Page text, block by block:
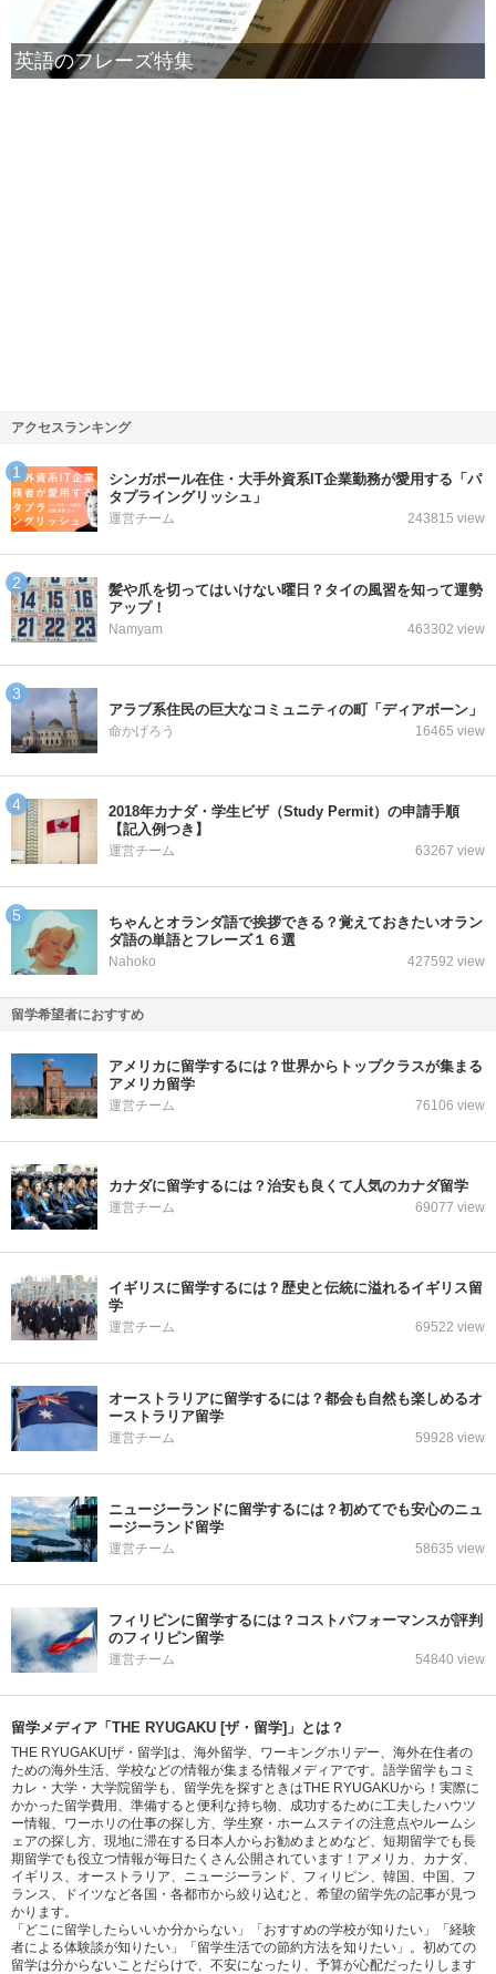
英語のフレーズ特集
アクセスランキング
シンガポール在住・大手外資系IT企業勤務が愛用する「パ
タプライングリッシュ」
運営チーム 243815 view
髪や爪を切ってはいけない曜日？タイの風習を知って運勢
アップ！
Namyam 463302 view
アラブ系住民の巨大なコミュニティの町「ディアボーン」
命かげろう 16465 view
2018年カナダ・学生ビザ（Study Permit）の申請手順
【記入例つき】
運営チーム 63267 view
ちゃんとオランダ語で挨拶できる？覚えておきたいオラン
ダ語の単語とフレーズ１６選
Nahoko 427592 view
留学希望者におすすめ
アメリカに留学するには？世界からトップクラスが集まる
アメリカ留学
運営チーム 76106 view
カナダに留学するには？治安も良くて人気のカナダ留学
運営チーム 69077 view
イギリスに留学するには？歴史と伝統に溢れるイギリス留
学
運営チーム 69522 view
オーストラリアに留学するには？都会も自然も楽しめるオ
ーストラリア留学
運営チーム 59928 view
ニュージーランドに留学するには？初めてでも安心のニュ
ージーランド留学
運営チーム 58635 view
フィリピンに留学するには？コストパフォーマンスが評判
のフィリピン留学
運営チーム 54840 view
留学メディア「THE RYUGAKU [ザ・留学]」とは？
THE RYUGAKU[ザ・留学]は、海外留学、ワーキングホリデー、海外在住者の
ための海外生活、学校などの情報が集まる情報メディアです。語学留学もコミ
カレ・大学・大学院留学も、留学先を探すときはTHE RYUGAKUから！実際に
かかった留学費用、準備すると便利な持ち物、成功するために工夫したハウツ
ー情報、ワーホリの仕事の探し方、学生寮・ホームステイの注意点やルームシ
ェアの探し方、現地に滞在する日本人からお勧めまとめなど、短期留学でも長
期留学でも役立つ情報が毎日たくさん公開されています！アメリカ、カナダ、
イギリス、オーストラリア、ニュージーランド、フィリピン、韓国、中国、フ
ランス、ドイツなど各国・各都市から絞り込むと、希望の留学先の記事が見つ
かります。
「どこに留学したらいいか分からない」「おすすめの学校が知りたい」「経験
者による体験談が知りたい」「留学生活での節約方法を知りたい」。初めての
留学は分からないことだらけで、不安になったり、予算が心配だったりします